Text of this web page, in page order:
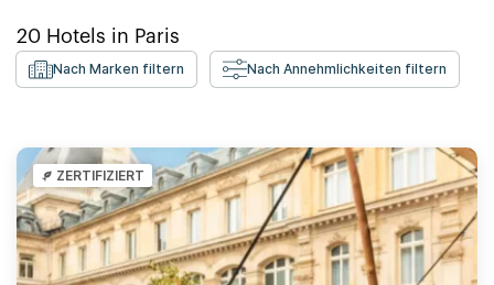
20 Hotels in Paris
Nach Marken filtern Nach Annehmlichkeiten filtern
ZERTIFIZIERT